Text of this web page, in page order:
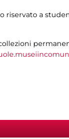
riservato a